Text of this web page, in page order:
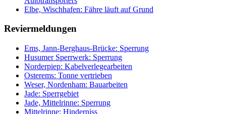
Elbe, Wischhafen: Fähre läuft auf Grund
Reviermeldungen
Ems, Jann-Berghaus-Brücke: Sperrung
Husumer Sperrwerk: Sperrung
Norderpiep: Kabelverlegearbeiten
Osterems: Tonne vertrieben
Weser, Nordenham: Bauarbeiten
Jade: Sperrgebiet
Jade, Mittelrinne: Sperrung
Mittelrinne: Hinderniss